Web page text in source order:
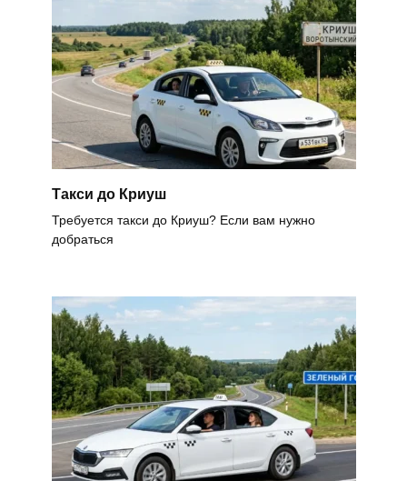
Такси до Криуш
Требуется такси до Криуш? Если вам нужно
добраться